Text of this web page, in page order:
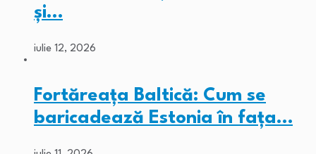
și…
iulie 12, 2026
Fortăreața Baltică: Cum se
baricadează Estonia în fața…